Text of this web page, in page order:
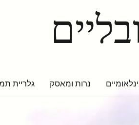
גלריית נרות ומאסק